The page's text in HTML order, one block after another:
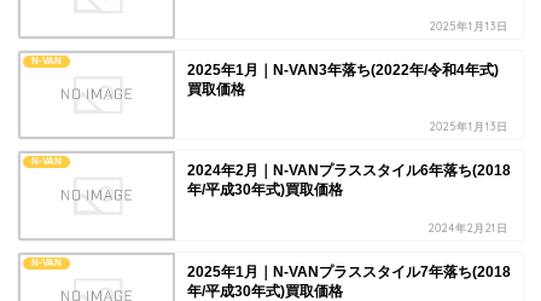
2025年1月13日
N-VAN
2025年1月｜N-VAN3年落ち(2022年/令和4年式)
買取価格
2025年1月13日
N-VAN
2024年2月｜N-VANプラススタイル6年落ち(2018
年/平成30年式)買取価格
2024年2月21日
N-VAN
2025年1月｜N-VANプラススタイル7年落ち(2018
年/平成30年式)買取価格